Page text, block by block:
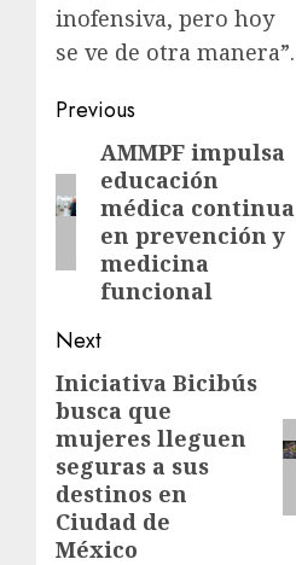
inofensiva, pero hoy
se ve de otra manera”.
Previous
AMMPF impulsa
educación
médica continua
en prevención y
medicina
funcional
Next
Iniciativa Bicibús
busca que
mujeres lleguen
seguras a sus
destinos en
Ciudad de
México